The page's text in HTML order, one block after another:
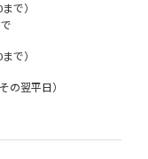
で）
で）
の翌平日）